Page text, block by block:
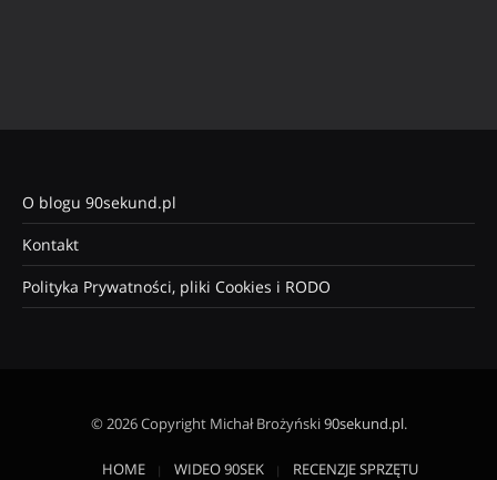
O blogu 90sekund.pl
Kontakt
Polityka Prywatności, pliki Cookies i RODO
© 2026 Copyright Michał Brożyński90sekund.pl.
HOME WIDEO 90SEK RECENZJE SPRZĘTU